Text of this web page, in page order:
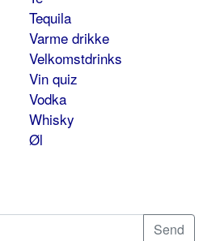
Tequila
Varme drikke
Velkomstdrinks
Vin quiz
Vodka
Whisky
Øl